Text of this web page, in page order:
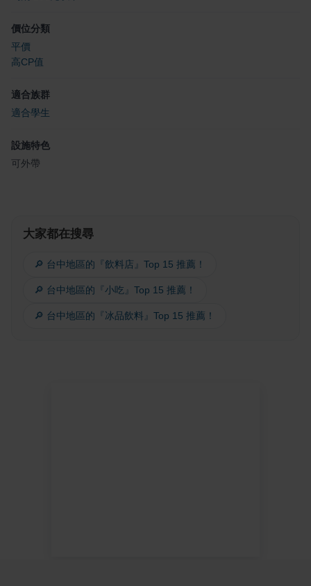
價位分類
平價
高CP值
適合族群
適合學生
設施特色
可外帶
大家都在搜尋
🔎 台中地區的『飲料店』Top 15 推薦！
🔎 台中地區的『小吃』Top 15 推薦！
🔎 台中地區的『冰品飲料』Top 15 推薦！